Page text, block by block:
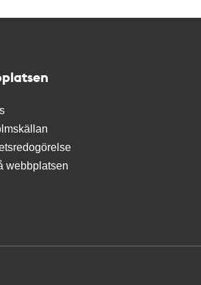
webbplatsen